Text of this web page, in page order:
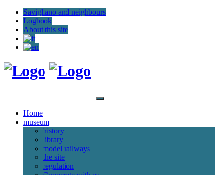
Savigliano and neighbours
Logbook
About this site
Home
museum
history
library
model railways
the site
regulation